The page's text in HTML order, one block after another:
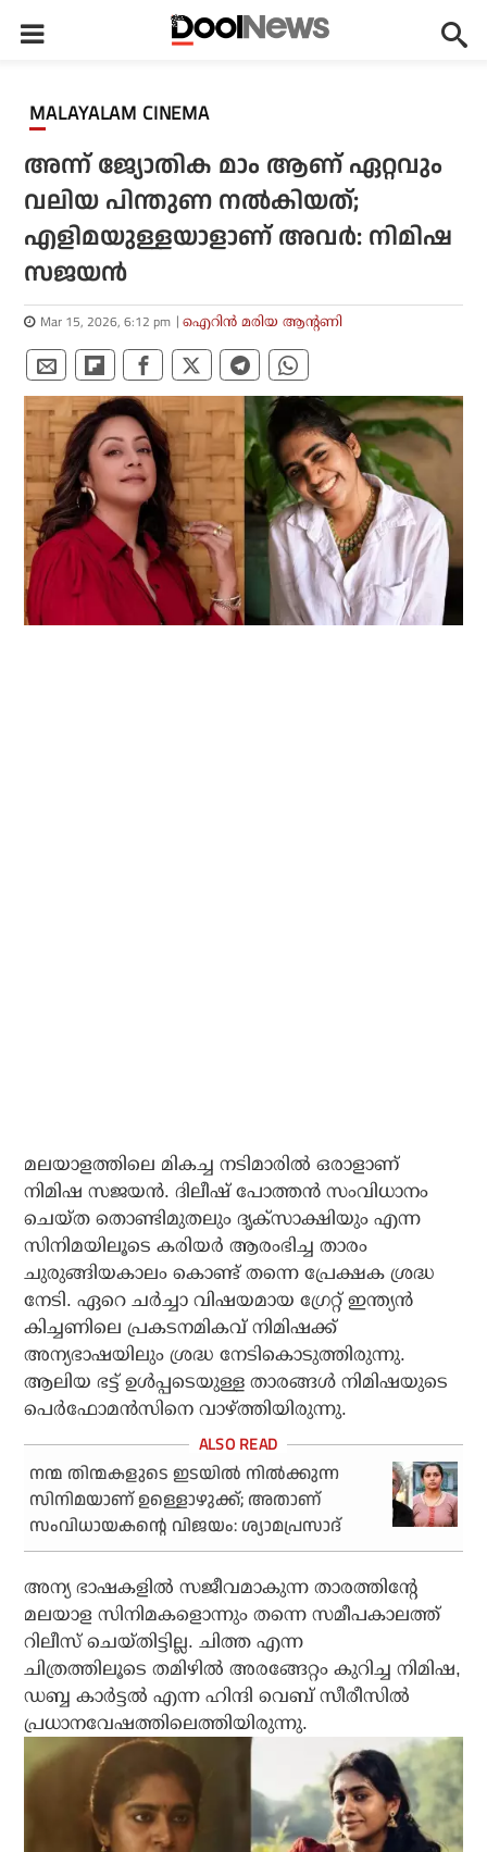
MALAYALAM CINEMA
അന്ന് ജ്യോതിക മാം ആണ് ഏറ്റവും
വലിയ പിന്തുണ നല്‍കിയത്;
എളിമയുള്ളയാളാണ് അവര്‍: നിമിഷ
സജയന്‍
Mar 15, 2026, 6:12 pm ഐറിന്‍ മരിയ ആന്റണി
മലയാളത്തിലെ മികച്ച നടിമാരില്‍ ഒരാളാണ്
നിമിഷ സജയന്‍. ദിലീഷ് പോത്തന്‍ സംവിധാനം
ചെയ്ത തൊണ്ടിമുതലും ദൃക്സാക്ഷിയും എന്ന
സിനിമയിലൂടെ കരിയര്‍ ആരംഭിച്ച താരം
ചുരുങ്ങിയകാലം കൊണ്ട് തന്നെ പ്രേക്ഷക ശ്രദ്ധ
നേടി. ഏറെ ചര്‍ച്ചാ വിഷയമായ ഗ്രേറ്റ് ഇന്ത്യന്‍
കിച്ചണിലെ പ്രകടനമികവ് നിമിഷക്ക്
അന്യഭാഷയിലും ശ്രദ്ധ നേടികൊടുത്തിരുന്നു.
ആലിയ ഭട്ട് ഉള്‍പ്പടെയുള്ള താരങ്ങള്‍ നിമിഷയുടെ
പെര്‍ഫോമന്‍സിനെ വാഴ്ത്തിയിരുന്നു.
നന്മ തിന്മകളുടെ ഇടയില്‍ നില്‍ക്കുന്ന
സിനിമയാണ് ഉള്ളൊഴുക്ക്; അതാണ്
സംവിധായകന്റെ വിജയം: ശ്യാമപ്രസാദ്
അന്യ ഭാഷകളില്‍ സജീവമാകുന്ന താരത്തിന്റേ
മലയാള സിനിമകളൊന്നും തന്നെ സമീപകാലത്ത്
റിലീസ് ചെയ്തിട്ടില്ല. ചിത്ത എന്ന
ചിത്രത്തിലൂടെ തമിഴില്‍ അരങ്ങേറ്റം കുറിച്ച നിമിഷ,
ഡബ്ബ കാര്‍ട്ടല്‍ എന്ന ഹിന്ദി വെബ് സീരീസില്‍
പ്രധാനവേഷത്തിലെത്തിയിരുന്നു.